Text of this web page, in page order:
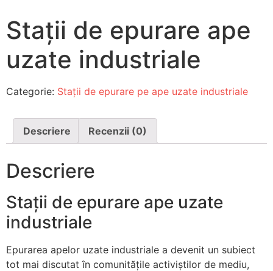
Stații de epurare ape
uzate industriale
Categorie: Stații de epurare pe ape uzate industriale
Descriere Recenzii (0)
Descriere
Stații de epurare ape uzate
industriale
Epurarea apelor uzate industriale a devenit un subiect
tot mai discutat în comunitățile activiștilor de mediu,